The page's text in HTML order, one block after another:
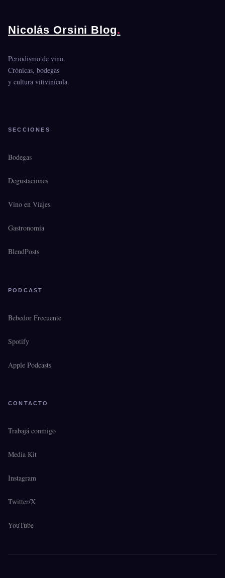
Nicolás Orsini Blog.
Periodismo de vino.
Crónicas, bodegas
y cultura vitivinícola.
SECCIONES
Bodegas
Degustaciones
Vino en Viajes
Gastronomía
BlendPosts
PODCAST
Bebedor Frecuente
Spotify
Apple Podcasts
CONTACTO
Trabajá conmigo
Media Kit
Instagram
Twitter/X
YouTube